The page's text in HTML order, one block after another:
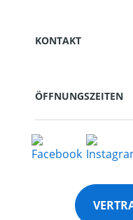
KONTAKT
ÖFFNUNGSZEITEN